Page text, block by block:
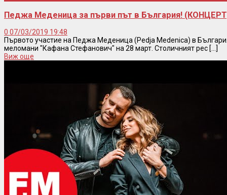
Педжа Меденица за първи път в България!
0 07/03/2019 19:48
Първото участие на Педжа Меденица (Pedja Medenica) в
меломани "Кафана Стефанович" на 28 март. Столичният рес [...]
Виж още